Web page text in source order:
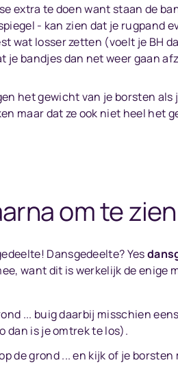
extra te doen want staan de
- kan zien dat je rugpand
wat losser zetten (voelt je BH
je bandjes dan net weer gaan
het gewicht van je borsten
maar dat ze ook niet heel het
om te
Dansgedeelte? Yes
want dit is werkelijk de enige
... buig daarbij misschien
dan is je omtrek te los).
de grond ... en kijk of je